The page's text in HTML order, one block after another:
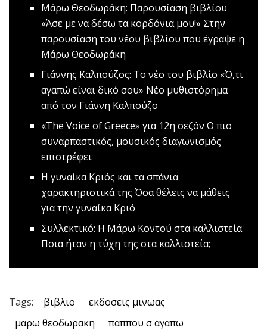
Mάρω Θεοδωράκη: Παρουσίαση βιβλίου
«Άσε με να δέσω τα κορδόνια μου!» Στην
παρουσίαση του νέου βιβλίου που έγραψε η
Μάρω Θεοδωράκη
Γιάννης Καλπούζος: Το νέο του βιβλίο «Ό,τι
αγαπώ είναι δικό σου» Νέο μυθιστόρημα
από τον Γιάννη Καλπούζο
«The Voice of Greece» για 12η σεζόν O πιο
συναρπαστικός, μουσικός διαγωνισμός
επιστρέφει
Η γυναίκα Κριός και τα σπάνια
χαρακτηριστικά της Όσα θέλεις να μάθεις
για την γυναίκα Κριό
Συλλεκτικό: Η Μάρω Κοντού στα καλλιστεία
Ποια ήταν η τύχη της στα καλλιστεία;
Tags: βιβλιο
εκδοσεις μινωας
μαρω θεοδωρακη
παππου σ αγαπω